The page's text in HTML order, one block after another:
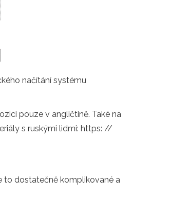
načítání systému
pouze v angličtině. Také na
s ruskými lidmi: https: //
to dostatečně komplikované a